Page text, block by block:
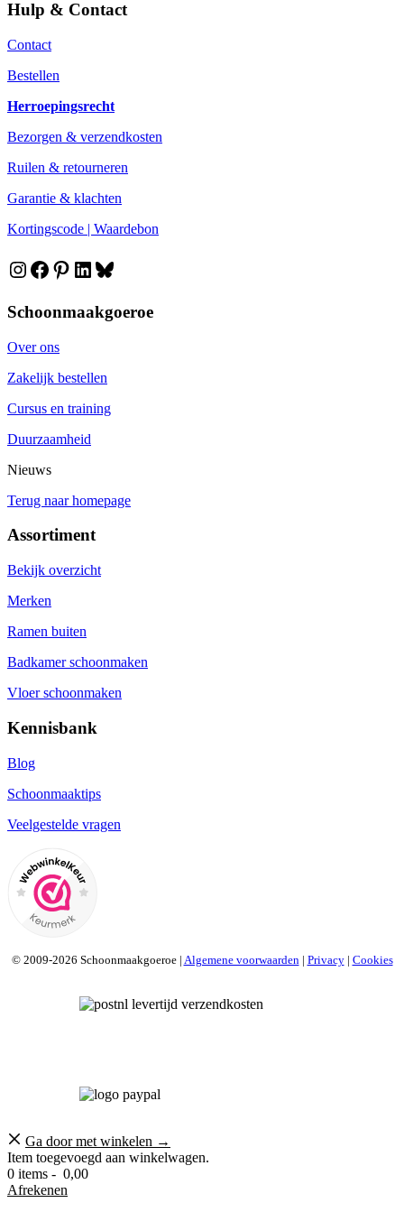
Hulp & Contact
Contact
Bestellen
Herroepingsrecht
Bezorgen & verzendkosten
Ruilen & retourneren
Garantie & klachten
Kortingscode | Waardebon
Instagram
Facebook
Pinterest
LinkedIn
Bluesky
Schoonmaakgoeroe
Over ons
Zakelijk bestellen
Cursus en training
Duurzaamheid
Nieuws
Terug naar homepage
Assortiment
Bekijk overzicht
Merken
Ramen buiten
Badkamer schoonmaken
Vloer schoonmaken
Kennisbank
Blog
Schoonmaaktips
Veelgestelde vragen
© 2009-2026 Schoonmaakgoeroe | Algemene voorwaarden | Privacy| Cookies
Ga door met winkelen →
Item toegevoegd aan winkelwagen.
0 items - 0,00
Afrekenen